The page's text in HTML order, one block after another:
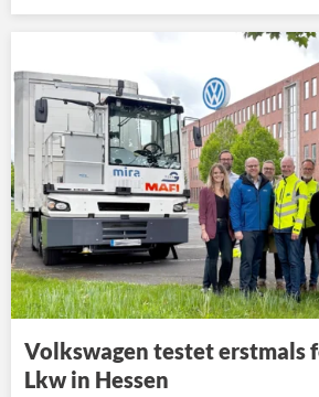
Volkswagen testet erstmals
Lkw in Hessen